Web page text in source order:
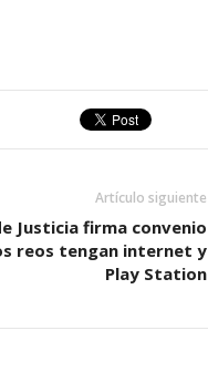
Artículo siguiente
Justicia firma convenio
reos tengan internet y
Play Station